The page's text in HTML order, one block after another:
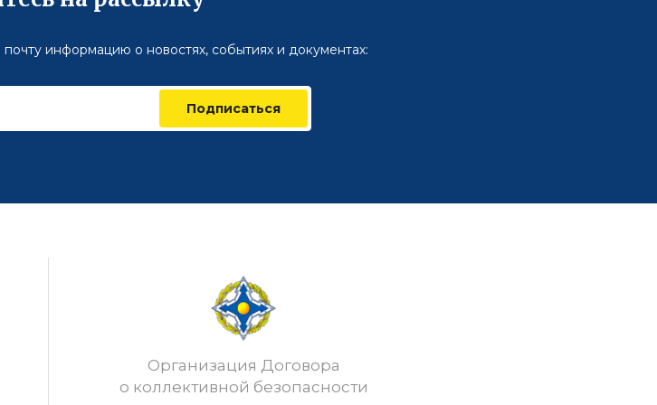
информацию о новостях, событиях и документах:
Подписаться
Организация Договора
о коллективной безопасности